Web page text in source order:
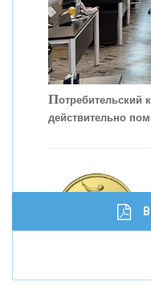
Потребительский
действительно
И